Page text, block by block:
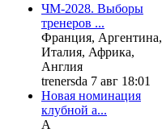
ЧМ-2028. Выборы
тренеров ...
Франция, Аргентина,
Италия, Африка,
Англия
trenersda 7 авг 18:01
Новая номинация
клубной а...
А